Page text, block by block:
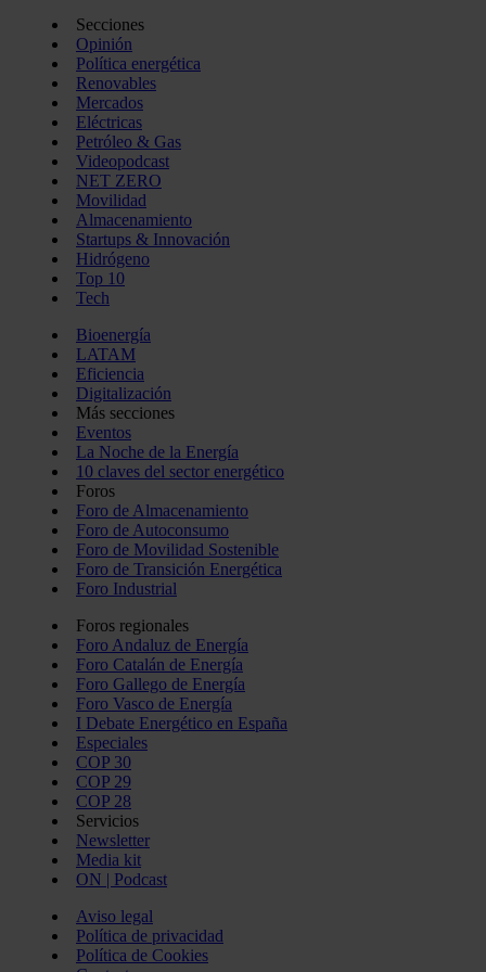
Secciones
Opinión
Política energética
Renovables
Mercados
Eléctricas
Petróleo & Gas
Videopodcast
NET ZERO
Movilidad
Almacenamiento
Startups & Innovación
Hidrógeno
Top 10
Tech
Bioenergía
LATAM
Eficiencia
Digitalización
Más secciones
Eventos
La Noche de la Energía
10 claves del sector energético
Foros
Foro de Almacenamiento
Foro de Autoconsumo
Foro de Movilidad Sostenible
Foro de Transición Energética
Foro Industrial
Foros regionales
Foro Andaluz de Energía
Foro Catalán de Energía
Foro Gallego de Energía
Foro Vasco de Energía
I Debate Energético en España
Especiales
COP 30
COP 29
COP 28
Servicios
Newsletter
Media kit
ON | Podcast
Aviso legal
Política de privacidad
Política de Cookies